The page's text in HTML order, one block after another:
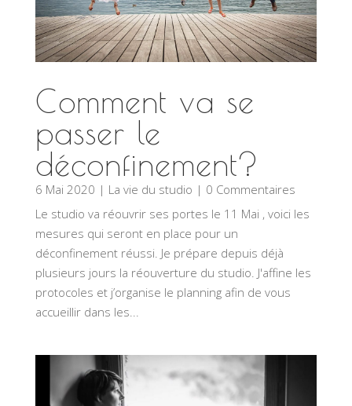
Comment va se
passer le
déconfinement?
6 Mai 2020 | La vie du studio | 0 Commentaires
Le studio va réouvrir ses portes le 11 Mai , voici les
mesures qui seront en place pour un
déconfinement réussi. Je prépare depuis déjà
plusieurs jours la réouverture du studio. J'affine les
protocoles et j’organise le planning afin de vous
accueillir dans les...